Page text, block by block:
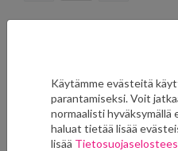
Käytämme evästeitä
parantamiseksi. Voit
normaalisti hyväksymällä
haluat tietää lisää
lisää